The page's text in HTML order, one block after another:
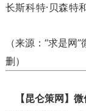
长斯科特·贝森特
（来源：“求是网”
删）
【昆仑策网】微